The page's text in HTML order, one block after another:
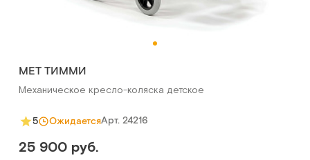
MET ТИММИ
Механическое кресло-коляска детское
5 ОжидаетсяАрт. 24216
25 900 руб.